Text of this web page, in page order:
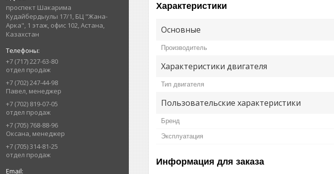
проспект Шакарима
Кудайбердыулы 17/1, БЦ "Жана-
Арка", 1 этаж, офис 102, Астана,
Казахстан
+7 (717) 227-63-80
отдел продаж
+7 (702) 247-44-98
Павел, менеджер
+7 (702) 819-07-05
отдел продаж
+7 (705) 768-88-96
Оксана, менеджер
+7 (705) 314-81-25
отдел продаж
Характеристики
Основные
Производитель
Характеристики двигателя
Тип двигателя
Пользовательские характеристики
Бренд
Эксплуатация
Информация для заказа